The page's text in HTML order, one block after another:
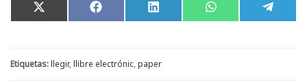
Share
on
X
(
t
Share
on
F
a
o
Share
on
L
i
d
Share
on
W
h
Share
on
e
Etiquetas:llegir,llibre electrónic,paper